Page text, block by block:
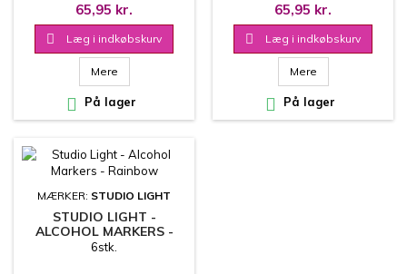
65,95 kr.
 Læg i indkøbskurv
Mere
 På lager
65,95 kr.
 Læg i indkøbskurv
Mere
 På lager
MÆRKER: STUDIO LIGHT
STUDIO LIGHT -
ALCOHOL MARKERS -
RAINBOW
6stk.